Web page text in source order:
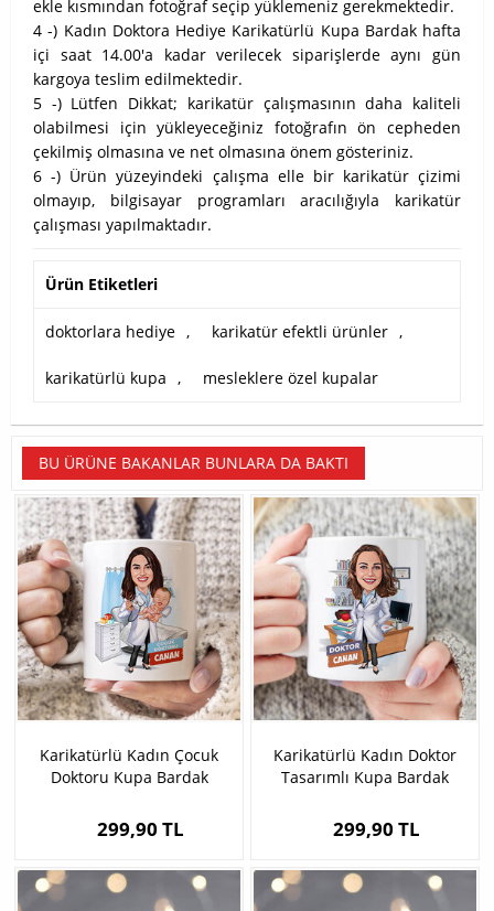
ekle kısmından fotoğraf seçip yüklemeniz gerekmektedir.
4 -) Kadın Doktora Hediye Karikatürlü Kupa Bardak hafta
içi saat 14.00'a kadar verilecek siparişlerde aynı gün
kargoya teslim edilmektedir.
5 -) Lütfen Dikkat; karikatür çalışmasının daha kaliteli
olabilmesi için yükleyeceğiniz fotoğrafın ön cepheden
çekilmiş olmasına ve net olmasına önem gösteriniz.
6 -) Ürün yüzeyindeki çalışma elle bir karikatür çizimi
olmayıp, bilgisayar programları aracılığıyla karikatür
çalışması yapılmaktadır.
Ürün Etiketleri
doktorlara hediye , karikatür efektli ürünler ,
karikatürlü kupa , mesleklere özel kupalar
BU ÜRÜNE BAKANLAR BUNLARA DA BAKTI
Karikatürlü Kadın Çocuk
Doktoru Kupa Bardak
299,90 TL
Karikatürlü Kadın Doktor
Tasarımlı Kupa Bardak
299,90 TL